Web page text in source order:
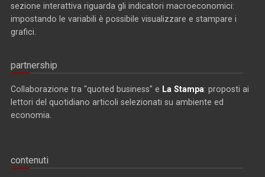
sezione interattiva riguarda gli indicatori macroeconomici:
impostando le variabili è possibile visualizzare e stampare i
grafici.
partnership
Collaborazione tra "quoted business" e La Stampa: proposti ai
lettori del quotidiano articoli selezionati su ambiente ed
economia.
contenuti